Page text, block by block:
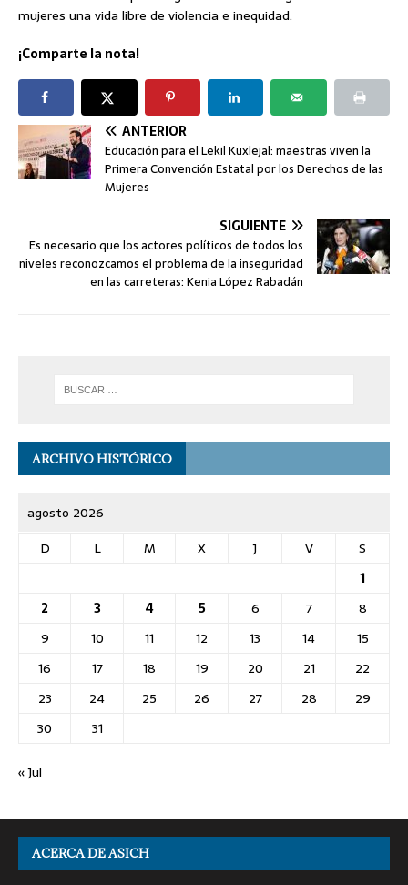
mujeres una vida libre de violencia e inequidad.
¡Comparte la nota!
ANTERIOR
Educación para el Lekil Kuxlejal: maestras viven la
Primera Convención Estatal por los Derechos de las
Mujeres
SIGUIENTE
Es necesario que los actores políticos de todos los
niveles reconozcamos el problema de la inseguridad
en las carreteras: Kenia López Rabadán
ARCHIVO HISTÓRICO
agosto 2026
D
L M X J V
S
1
2
3 4 5 6 7
8
9
10 11 12 13 14
15
16
17 18 19 20 21
22
23
24 25 26 27 28
29
30
31
« Jul
ACERCA DE ASICH